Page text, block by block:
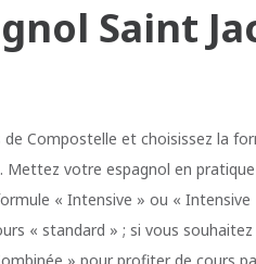
Saint
de Compostelle et choisissez la
Mettez votre espagnol en
« Intensive » ou «
« standard » ; si vous